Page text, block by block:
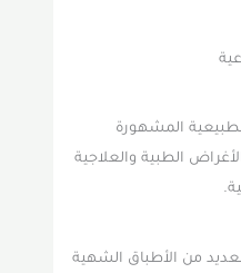
الطبيعية المشهورة
الطبية والعلاجية
من الأطباق الشهية